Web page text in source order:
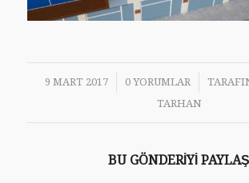
9 MART 2017
/ 0 YORUMLAR
/
TARHAN
BU GÖNDERIYI PAYLAŞ